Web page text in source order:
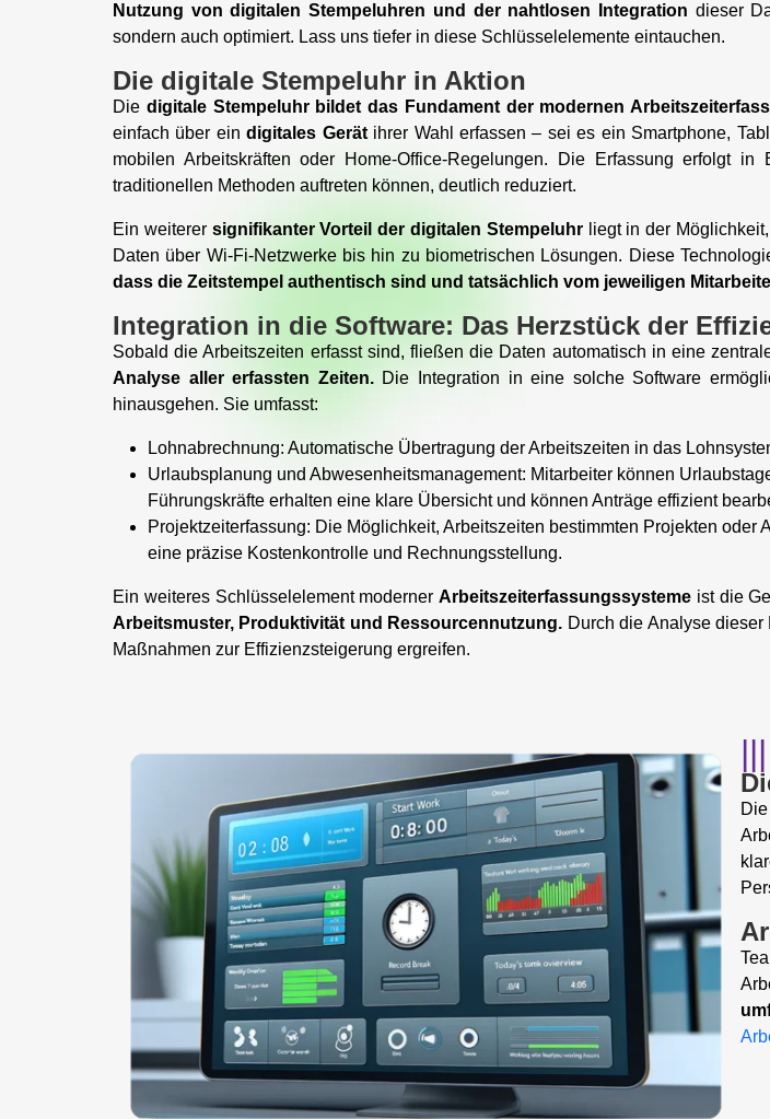
Nutzung von digitalen Stempeluhren und der nahtlosen Integration dieser
sondern auch optimiert. Lass uns tiefer in diese Schlüsselelemente eintauchen.
Die digitale Stempeluhr in Aktion
Die digitale Stempeluhr bildet das Fundament der modernen
einfach über eindigitales Gerätihrer Wahl erfassen – sei es ein Smartphone,
mobilen Arbeitskräften oder Home-Office-Regelungen. Die Erfassung erfolgt
traditionellen Methoden auftreten können, deutlich reduziert.
Ein weiterer signifikanter Vorteil der digitalen Stempeluhrliegt in der
Daten über Wi-Fi-Netzwerke bis hin zu biometrischen Lösungen. Diese
dass die Zeitstempel authentisch sind und tatsächlich vom jeweiligen
Integration in die Software: Das Herzstück der
Sobald die Arbeitszeiten erfasst sind, fließen die Daten automatisch in eine
Analyse aller erfassten Zeiten.Die Integration in eine solche Software
hinausgehen. Sie umfasst:
Lohnabrechnung: Automatische Übertragung der Arbeitszeiten in das
Urlaubsplanung und Abwesenheitsmanagement: Mitarbeiter können
Führungskräfte erhalten eine klare Übersicht und können Anträge effizient
Projektzeiterfassung: Die Möglichkeit, Arbeitszeiten bestimmten Projekten
eine präzise Kostenkontrolle und Rechnungsstellung.
Ein weiteres Schlüsselelement moderner Arbeitszeiterfassungssysteme ist die
Arbeitsmuster, Produktivität und Ressourcennutzung. Durch die Analyse
Maßnahmen zur Effizienzsteigerung ergreifen.